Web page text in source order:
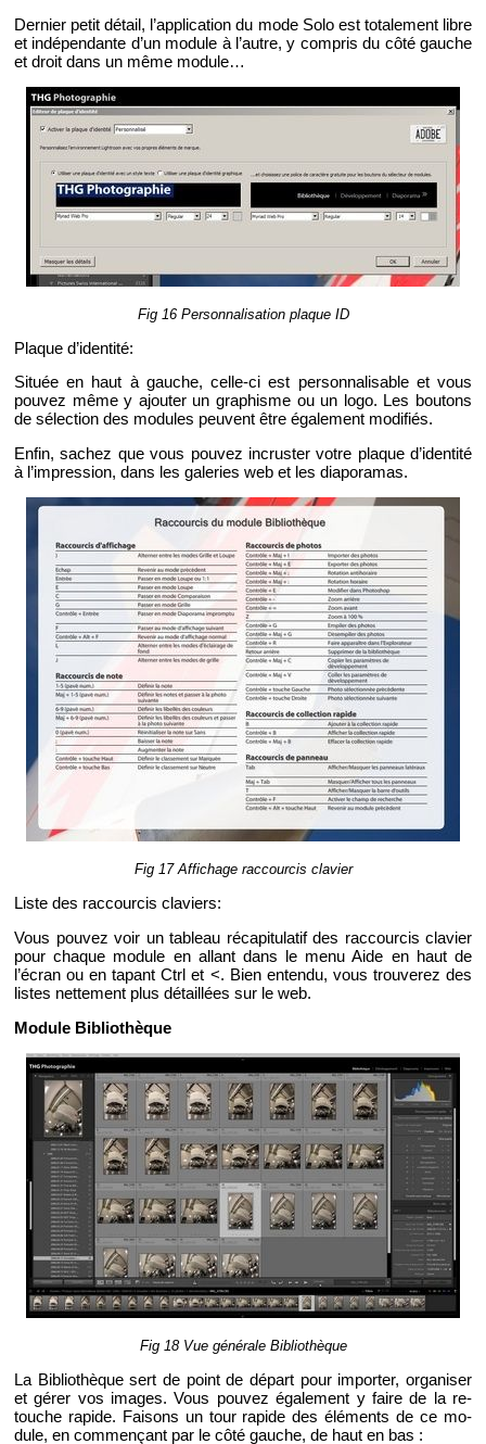
Der­nier petit dé­tail, l’ap­pli­ca­tion du mode Solo est to­ta­le­ment libre
et in­dé­pen­dante d’un mo­dule à l’autre, y com­pris du côté gauche
et droit dans un même mo­dule…
Fig 16 Per­son­na­li­sa­tion plaque ID
Plaque d’iden­tité:
Si­tuée en haut à gauche, celle-ci est per­son­na­li­sable et vous
pou­vez même y ajou­ter un gra­phisme ou un logo. Les bou­tons
de sé­lec­tion des mo­dules peuvent être éga­le­ment mo­di­fiés.
Enfin, sa­chez que vous pou­vez in­crus­ter votre plaque d’iden­tité
à l’im­pres­sion, dans les ga­le­ries web et les dia­po­ra­mas.
Fig 17 Af­fi­chage rac­cour­cis cla­vier
Liste des rac­cour­cis cla­viers:
Vous pou­vez voir un ta­bleau ré­ca­pi­tu­la­tif des rac­cour­cis cla­vier
pour chaque mo­dule en al­lant dans le menu Aide en haut de
l’écran ou en ta­pant Ctrl et <. Bien en­tendu, vous trou­ve­rez des
listes net­te­ment plus dé­taillées sur le web.
Mo­dule Bi­blio­thèque
Fig 18 Vue gé­né­rale Bi­blio­thèque
La Bi­blio­thèque sert de point de dé­part pour im­por­ter, or­ga­ni­ser
et gérer vos images. Vous pou­vez éga­le­ment y faire de la re­
touche ra­pide. Fai­sons un tour ra­pide des élé­ments de ce mo­
dule, en com­men­çant par le côté gauche, de haut en bas :